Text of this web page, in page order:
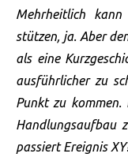
Mehrheitlich
stützen, ja. Aber
als eine
ausführlicher zu
Punkt zu
Handlungsaufbau
passiert Ereignis